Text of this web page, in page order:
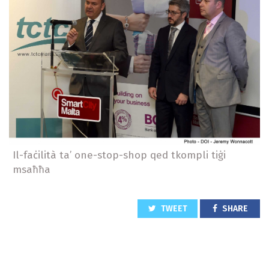
Il-faċilità ta’ one-stop-shop qed tkompli tiġi
msaħħa
TWEET SHARE